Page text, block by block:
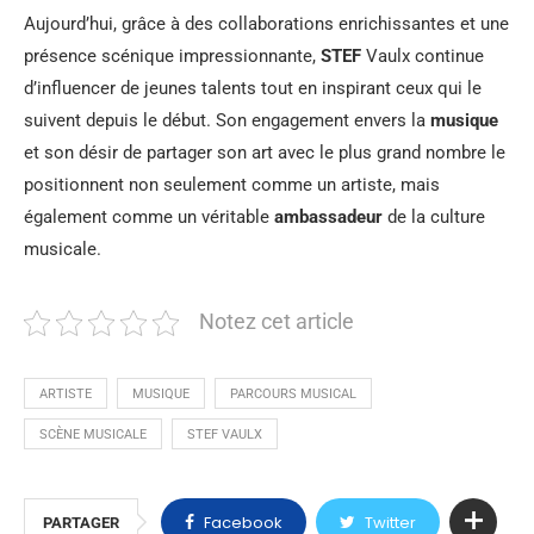
Aujourd’hui, grâce à des collaborations enrichissantes et une
présence scénique impressionnante, STEF Vaulx continue
d’influencer de jeunes talents tout en inspirant ceux qui le
suivent depuis le début. Son engagement envers la musique
et son désir de partager son art avec le plus grand nombre le
positionnent non seulement comme un artiste, mais
également comme un véritable ambassadeur de la culture
musicale.
Notez cet article
ARTISTE MUSIQUE PARCOURS MUSICAL
SCÈNE MUSICALE STEF VAULX
PARTAGER Facebook Twitter